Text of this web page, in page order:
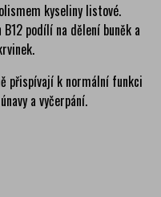
kyseliny listové.
podílí na dělení buněk a
přispívají k normální funkci
a vyčerpání.